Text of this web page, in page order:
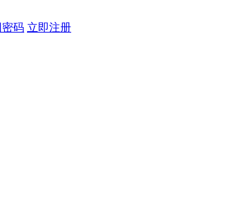
码 立即注册